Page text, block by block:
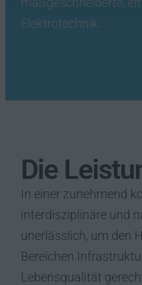
Elektrotechnik.
Die
In einer zunehmend
interdisziplinäre und
unerlässlich, um den
Bereichen
Lebensqualität